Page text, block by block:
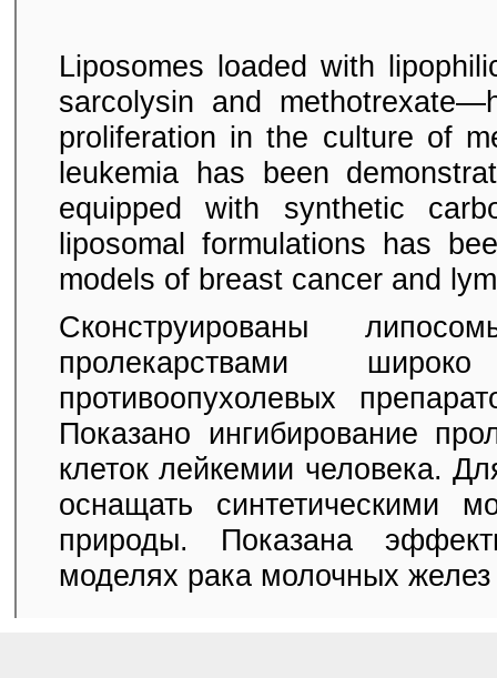
Liposomes loaded with
sarcolysin and
proliferation in the culture of
leukemia has been
equipped with synthetic
liposomal formulations has
models of breast cancer and
Сконструированы
пролекарствами
противоопухолевых
Показано ингибирование
клеток лейкемии человека.
оснащать синтетическими
природы. Показана
моделях рака молочных